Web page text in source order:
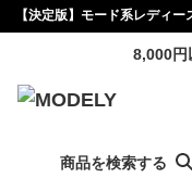
【決定版】モード系レディ
8,000円
商品を検索する